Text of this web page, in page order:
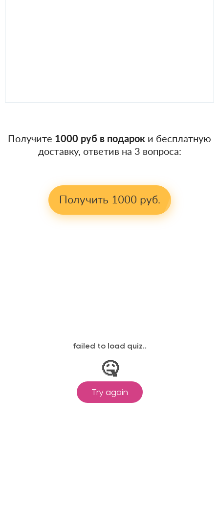
Получите 1000 руб в подарок и бесплатную
доставку, ответив на 3 вопроса:
Получить 1000 руб.